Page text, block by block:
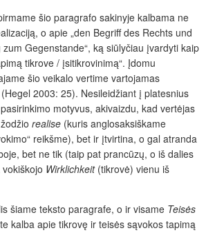
šio paragrafo sakinyje kalbama ne
o apie „den Begriff des Rechts und
Gegenstande“, ką siūlyčiau įvardyti kaip
tikrove / įsitikrovinimą“. Įdomu
šio veikalo vertime vartojamas
(Hegel 2003: 25). Nesileidžiant į platesnius
motyvus, akivaizdu, kad vertėjas
realise (kuris anglosaksiškame
reikšme), bet ir įtvirtina, o gal atranda
bet ne tik (taip pat prancūzų, o iš dalies
Wirklichkeit (tikrovė) vienu iš
šiame teksto paragrafe, o ir visame Teisės
kalba apie tikrovę ir teisės sąvokos tapimą